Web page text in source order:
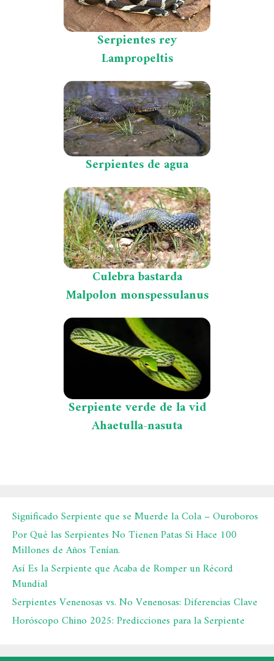
Serpientes rey
Lampropeltis
Serpientes de agua
Culebra bastarda
Malpolon monspessulanus
Serpiente verde de la vid
Ahaetulla-nasuta
Significado Serpiente que se Muerde la Cola – Ouroboros
Por Qué las Serpientes No Tienen Patas Si Hace 100
Millones de Años Tenían.
Así Es la Serpiente que Acaba de Romper un Récord
Mundial
Serpientes Venenosas vs. No Venenosas: Diferencias Clave
Horóscopo Chino 2025: Predicciones para la Serpiente